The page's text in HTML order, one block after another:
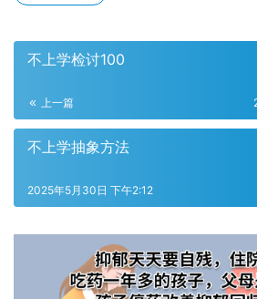
不上学检讨100
上一篇
不上学抽象方法
2025年5月30日 下午2:12